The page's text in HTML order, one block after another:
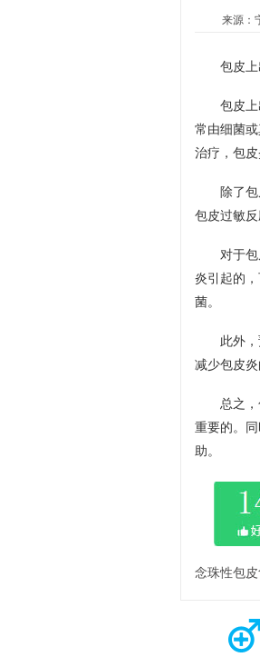
来源：
包皮
包皮
常由细菌
治疗，包
除了
包皮过敏
对于
炎引起的
菌。
此外
减少包皮
总之
重要的。
助。
念珠性包